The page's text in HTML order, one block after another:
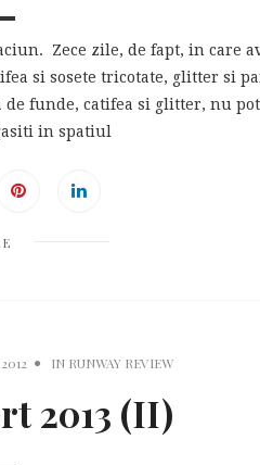
Zece zile, de fapt, in care
si sosete tricotate, glitter si
funde, catifea si glitter, nu
in spatiul
IN RUNWAY REVIEW
2013 (II)